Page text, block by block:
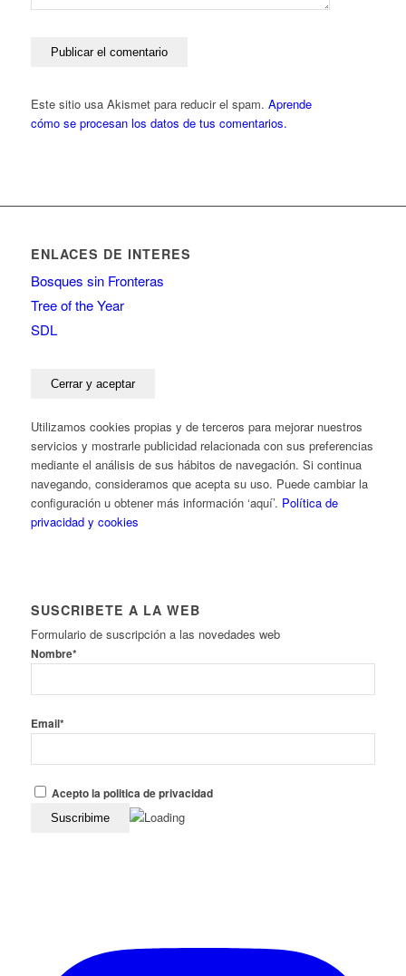
Este sitio usa Akismet para reducir el spam. Aprende
cómo se procesan los datos de tus comentarios.
ENLACES DE INTERES
Bosques sin Fronteras
Tree of the Year
SDL
Utilizamos cookies propias y de terceros para mejorar nuestros
servicios y mostrarle publicidad relacionada con sus preferencias
mediante el análisis de sus hábitos de navegación. Si continua
navegando, consideramos que acepta su uso. Puede cambiar la
configuración u obtener más información ‘aquí’. Política de
privacidad y cookies
SUSCRIBETE A LA WEB
Formulario de suscripción a las novedades web
Nombre*
Email*
Acepto la politica de privacidad